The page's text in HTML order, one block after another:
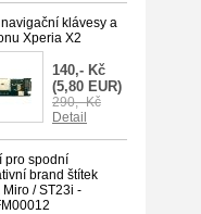
klávesy a
Xperia X2
140,- Kč
(5,80 EUR)
290,- Kč
Detail
pro spodní
brand štítek
/ ST23i -